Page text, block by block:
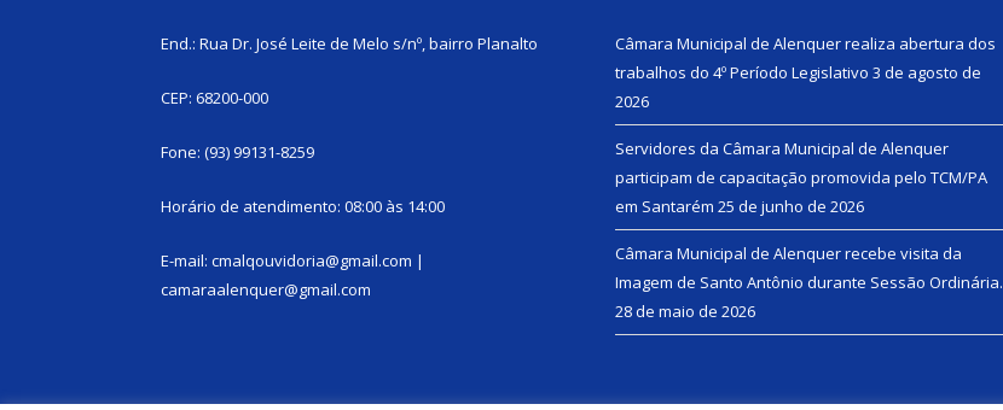
End.: Rua Dr. José Leite de Melo s/nº, bairro Planalto
CEP: 68200-000
Fone: (93) 99131-8259
Horário de atendimento: 08:00 às 14:00
E-mail: cmalqouvidoria@gmail.com |
camaraalenquer@gmail.com
Câmara Municipal de Alenquer realiza abertura dos
trabalhos do 4º Período Legislativo 3 de agosto de
2026
Servidores da Câmara Municipal de Alenquer
participam de capacitação promovida pelo TCM/PA
em Santarém 25 de junho de 2026
Câmara Municipal de Alenquer recebe visita da
Imagem de Santo Antônio durante Sessão Ordinária.
28 de maio de 2026